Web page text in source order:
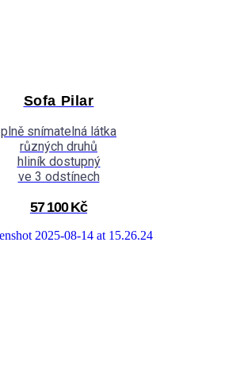
Sofa Pilar
plně snímatelná látka
různých druhů
hliník dostupný
ve 3 odstínech
57 100 Kč